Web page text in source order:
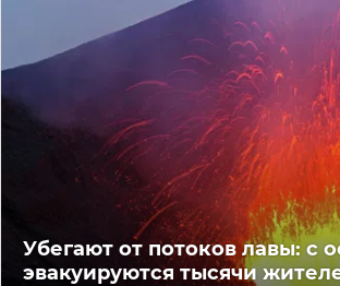
Убегают от потоков лавы: с
эвакуируются тысячи